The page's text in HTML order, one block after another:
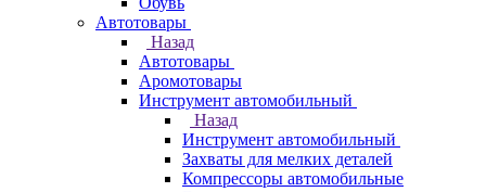
Автотовары
Назад
Автотовары
Аромотовары
Инструмент автомобильный
Назад
Инструмент автомобильный
Захваты для мелких деталей
Компрессоры автомобильные